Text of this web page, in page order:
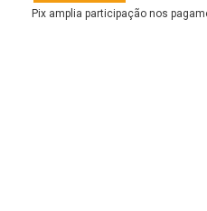
Pix amplia participação nos